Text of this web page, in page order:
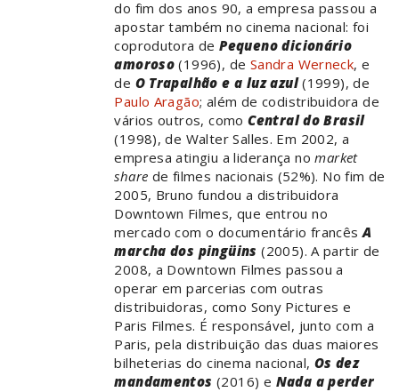
do fim dos anos 90, a empresa passou a
apostar também no cinema nacional: foi
coprodutora dePequeno dicionário
amoroso (1996), de Sandra Werneck, e
de O Trapalhão e a luz azul(1999), de
Paulo Aragão; além de codistribuidora de
vários outros, comoCentral do Brasil
(1998), de Walter Salles. Em 2002, a
empresa atingiu a liderança nomarket
share de filmes nacionais (52%). No fim de
2005, Bruno fundou a distribuidora
Downtown Filmes, que entrou no
mercado com o documentário francêsA
marcha dos pingüins (2005). A partir de
2008, a Downtown Filmes passou a
operar em parcerias com outras
distribuidoras, como Sony Pictures e
Paris Filmes. É responsável, junto com a
Paris, pela distribuição das duas maiores
bilheterias do cinema nacional, Os dez
mandamentos (2016) e Nada a perder